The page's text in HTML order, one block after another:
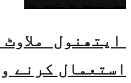
ایتھنول
استعمال کرنے